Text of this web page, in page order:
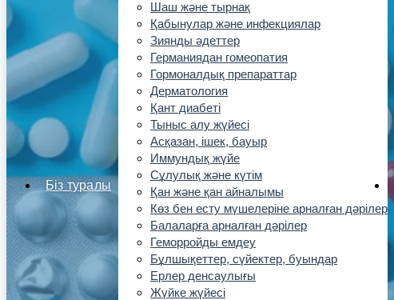
Біз туралы
Шаш және тырнақ
Қабынулар және инфекциялар
Зиянды әдеттер
Германиядан гомеопатия
Гормоналдық препараттар
Дерматология
Қант диабеті
Тыныс алу жүйесі
Асқазан, ішек, бауыр
Иммундық жүйе
Сұлулық және күтім
Қан және қан айналымы
Көз бен есту мүшелеріне арналған дәрілер
Балаларға арналған дәрілер
Геморройды емдеу
Бұлшықеттер, сүйектер, буындар
Ерлер денсаулығы
Жүйке жүйесі